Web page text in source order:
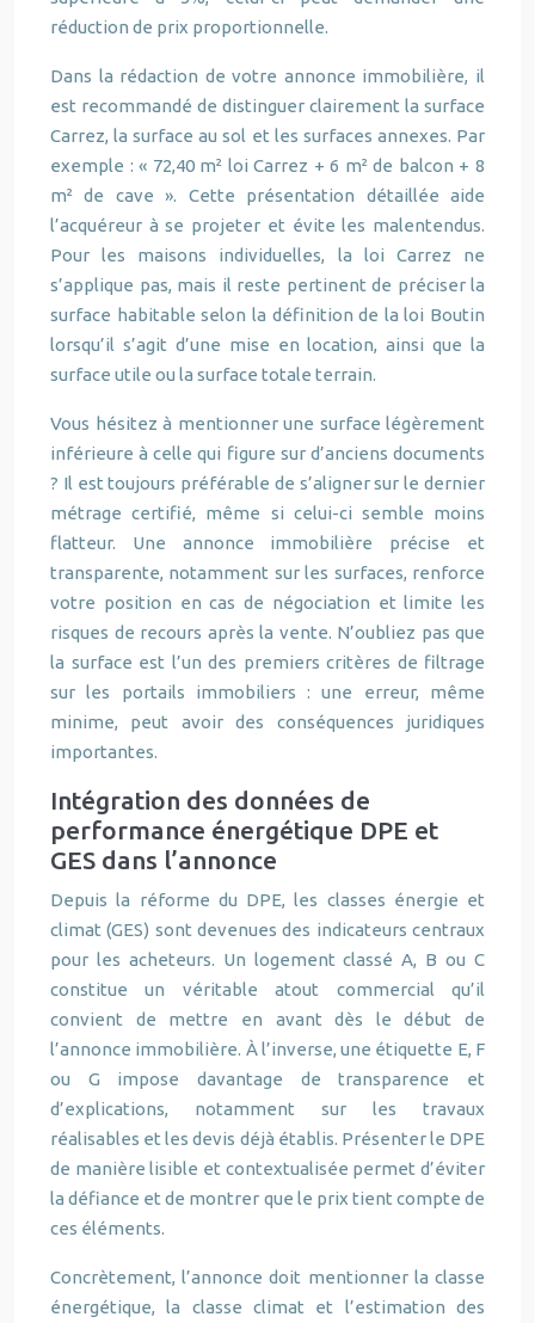
réduction de prix proportionnelle.
Dans la rédaction de votre annonce immobilière, il
est recommandé de distinguer clairement la surface
Carrez, la surface au sol et les surfaces annexes. Par
exemple : « 72,40 m² loi Carrez + 6 m² de balcon + 8
m² de cave ». Cette présentation détaillée aide
l’acquéreur à se projeter et évite les malentendus.
Pour les maisons individuelles, la loi Carrez ne
s’applique pas, mais il reste pertinent de préciser la
surface habitable selon la définition de la loi Boutin
lorsqu’il s’agit d’une mise en location, ainsi que la
surface utile ou la surface totale terrain.
Vous hésitez à mentionner une surface légèrement
inférieure à celle qui figure sur d’anciens documents
? Il est toujours préférable de s’aligner sur le dernier
métrage certifié, même si celui-ci semble moins
flatteur. Une annonce immobilière précise et
transparente, notamment sur les surfaces, renforce
votre position en cas de négociation et limite les
risques de recours après la vente. N’oubliez pas que
la surface est l’un des premiers critères de filtrage
sur les portails immobiliers : une erreur, même
minime, peut avoir des conséquences juridiques
importantes.
Intégration des données de
performance énergétique DPE et
GES dans l’annonce
Depuis la réforme du DPE, les classes énergie et
climat (GES) sont devenues des indicateurs centraux
pour les acheteurs. Un logement classé A, B ou C
constitue un véritable atout commercial qu’il
convient de mettre en avant dès le début de
l’annonce immobilière. À l’inverse, une étiquette E, F
ou G impose davantage de transparence et
d’explications, notamment sur les travaux
réalisables et les devis déjà établis. Présenter le DPE
de manière lisible et contextualisée permet d’éviter
la défiance et de montrer que le prix tient compte de
ces éléments.
Concrètement, l’annonce doit mentionner la classe
énergétique, la classe climat et l’estimation des